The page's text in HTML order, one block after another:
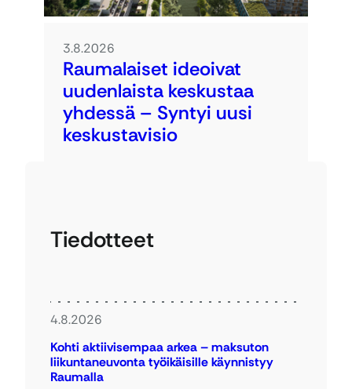
3.8.2026
Raumalaiset ideoivat
uudenlaista keskustaa
yhdessä – Syntyi uusi
keskustavisio
Tiedotteet
4.8.2026
Kohti aktiivisempaa arkea – maksuton
liikuntaneuvonta työikäisille käynnistyy
Raumalla